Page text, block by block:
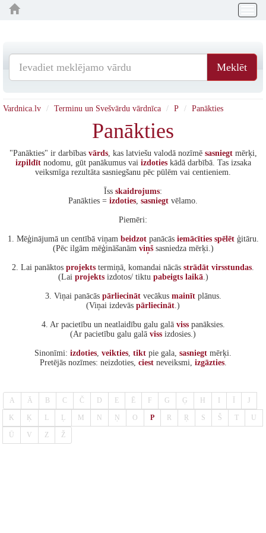
Meklēt
Vardnica.lv Terminu un Svešvārdu vārdnīca P Panākties
Panākties
"Panākties" ir darbības vārds, kas latviešu valodā nozīmē sasniegtmērķi,
izpildītnodomu, gūt panākumus vai izdotieskādā darbībā. Tas izsaka
veiksmīga rezultāta sasniegšanu pēc pūlēm vai centieniem.
Īss skaidrojums:
Panākties = izdoties, sasniegt vēlamo.
Piemēri:
1. Mēģinājumā un centībā viņam beidzotpanācās iemācīties spēlētģitāru.
(Pēc ilgām mēģināšanām viņšsasniedza mērķi.)
2. Lai panāktos projekts termiņā, komandai nācās strādāt virsstundas.
(Lai projektsizdotos/ tiktu pabeigts laikā.)
3. Viņai panācās pārliecinātvecākus mainītplānus.
(Viņai izdevās pārliecināt.)
4. Ar pacietību un neatlaidību galu galā visspanāksies.
(Ar pacietību galu galā viss izdosies.)
Sinonīmi: izdoties, veikties, tikt pie gala, sasniegt mērķi.
Pretējās nozīmes: neizdoties, ciestneveiksmi, izgāzties.
A Ā B C Č D E Ē F G Ģ H J
K Ķ L Ļ M N Ņ O P R Ŗ S Š T U
Ū V Z Ž